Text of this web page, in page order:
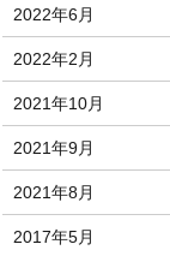
2022年6月
2022年2月
2021年10月
2021年9月
2021年8月
2017年5月